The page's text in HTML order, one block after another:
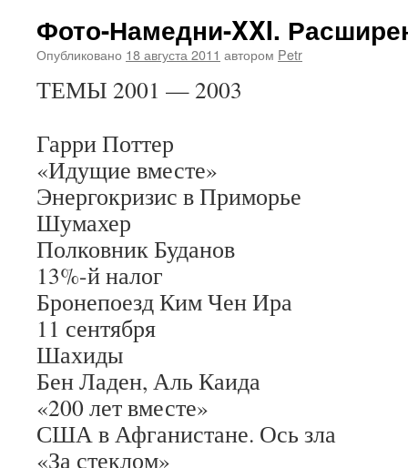
Фото-Намедни-XXI.
Опубликовано 18 августа 2011 автором Petr
ТЕМЫ 2001 — 2003
Гарри Поттер
«Идущие вместе»
Энергокризис в Приморье
Шумахер
Полковник Буданов
13%-й налог
Бронепоезд Ким Чен Ира
11 сентября
Шахиды
Бен Ладен, Аль Каида
«200 лет вместе»
США в Афганистане. Ось зла
«За стеклом»